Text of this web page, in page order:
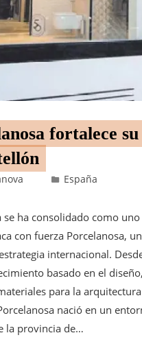
fortalece
España
se ha consolidado como
con fuerza Porcelanosa,
internacional.
basado en el
para la
nació en un
la provincia de…